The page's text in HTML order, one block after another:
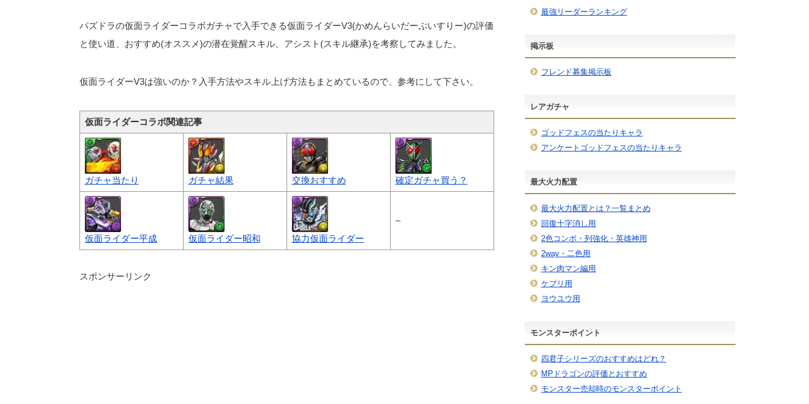
パズドラの仮面ライダーコラボガチャで入手できる仮面ライダーV3(かめんらいだーぶいすりー)の評価
と使い道、おすすめ(オススメ)の潜在覚醒スキル、アシスト(スキル継承)を考察してみました。
仮面ライダーV3は強いのか？入手方法やスキル上げ方法もまとめているので、参考にして下さい。
仮面ライダーコラボ関連記事
ガチャ当たり ガチャ結果 交換おすすめ 確定ガチャ買う？
仮面ライダー平成 仮面ライダー昭和 協力仮面ライダー
–
スポンサーリンク
最強リーダーランキング
掲示板
フレンド募集掲示板
レアガチャ
ゴッドフェスの当たりキャラ
アンケートゴッドフェスの当たりキャラ
最大火力配置
最大火力配置とは？一覧まとめ
回復十字消し用
2色コンボ・列強化・英雄神用
2way・二色用
キン肉マン編用
ケプリ用
ヨウユウ用
モンスターポイント
四君子シリーズのおすすめはどれ？
MPドラゴンの評価とおすすめ
モンスター売却時のモンスターポイント